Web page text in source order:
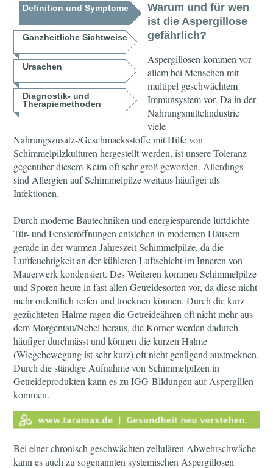
Definition und Symptome
Ganzheitliche Sichtweise
Ursachen
Diagnostik- und
Therapiemethoden
Warum und für wen
ist die Aspergillose
gefährlich?
Aspergillosen kommen vor
allem bei Menschen mit
multipel geschwächtem
Immunsystem vor. Da in der
Nahrungsmittelindustrie
viele
Nahrungszusatz-/Geschmacksstoffe mit Hilfe von
Schimmelpilzkulturen hergestellt werden, ist unsere Toleranz
gegenüber diesem Keim oft sehr groß geworden. Allerdings
sind Allergien auf Schimmelpilze weitaus häufiger als
Infektionen.
Durch moderne Bautechniken und energiesparende luftdichte
Tür- und Fensteröffnungen entstehen in modernen Häusern
gerade in der warmen Jahreszeit Schimmelpilze, da die
Luftfeuchtigkeit an der kühleren Luftschicht im Inneren von
Mauerwerk kondensiert. Des Weiteren kommen Schimmelpilze
und Sporen heute in fast allen Getreidesorten vor, da diese nicht
mehr ordentlich reifen und trocknen können. Durch die kurz
gezüchteten Halme ragen die Getreideähren oft nicht mehr aus
dem Morgentau/Nebel heraus, die Körner werden dadurch
häufiger durchnässt und können die kurzen Halme
(Wiegebewegung ist sehr kurz) oft nicht genügend austrocknen.
Durch die ständige Aufnahme von Schimmelpilzen in
Getreideprodukten kann es zu IGG-Bildungen auf Aspergillen
kommen.
Bei einer chronisch geschwächten zellulären Abwehrschwäche
kann es auch zu sogenannten systemischen Aspergillosen